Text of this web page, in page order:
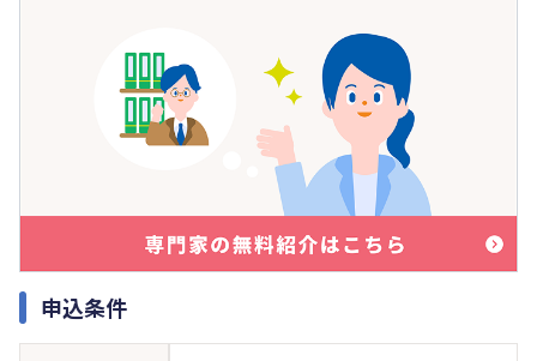
申込条件